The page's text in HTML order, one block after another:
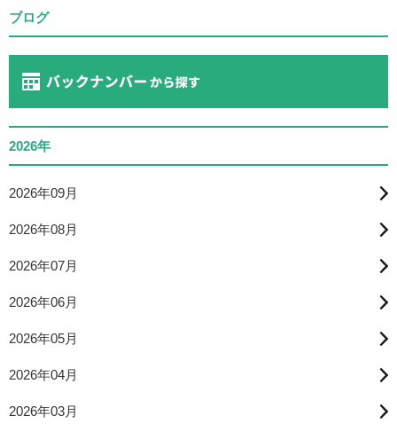
ブログ
2026年
2026年09月
2026年08月
2026年07月
2026年06月
2026年05月
2026年04月
2026年03月